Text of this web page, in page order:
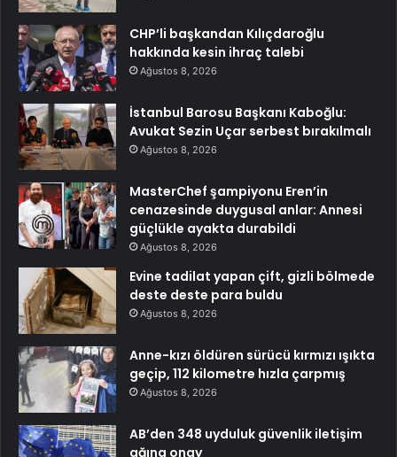
CHP’li başkandan Kılıçdaroğlu
hakkında kesin ihraç talebi
Ağustos 8, 2026
İstanbul Barosu Başkanı Kaboğlu:
Avukat Sezin Uçar serbest bırakılmalı
Ağustos 8, 2026
MasterChef şampiyonu Eren’in
cenazesinde duygusal anlar: Annesi
güçlükle ayakta durabildi
Ağustos 8, 2026
Evine tadilat yapan çift, gizli bölmede
deste deste para buldu
Ağustos 8, 2026
Anne-kızı öldüren sürücü kırmızı ışıkta
geçip, 112 kilometre hızla çarpmış
Ağustos 8, 2026
AB’den 348 uyduluk güvenlik iletişim
ağına onay